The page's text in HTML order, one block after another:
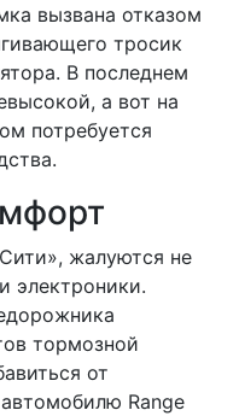
вызвана отказом
тросик
В последнем
а вот на
потребуется
жалуются не
электроники.
тормозной
от
Range